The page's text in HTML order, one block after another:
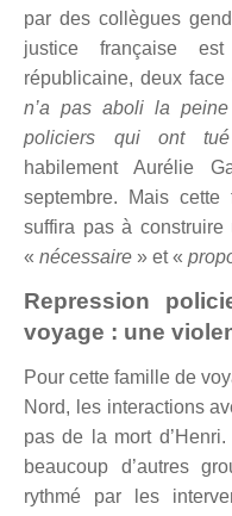
par des collègues
justice française
républicaine, deux face
n’a pas aboli la
policiers qui ont
habilement Aurélie
septembre. Mais
suffira pas à construire
« nécessaire » et «
Repression
voyage : une
Pour cette famille de
Nord, les interactions
pas de la mort
beaucoup d’autres
rythmé par les